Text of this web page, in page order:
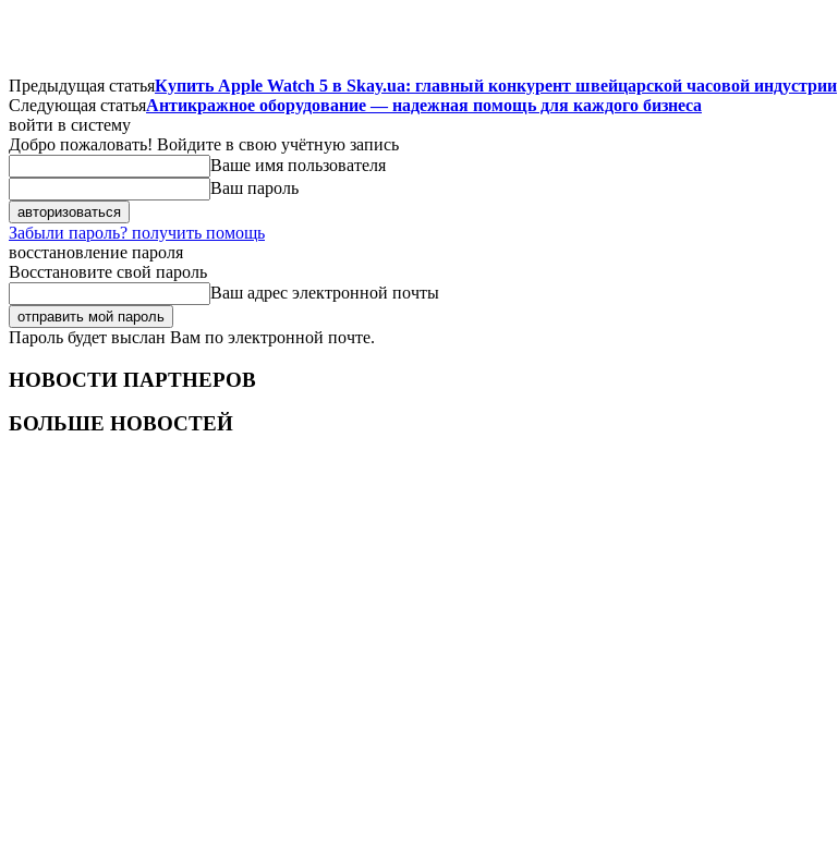
Предыдущая статьяКупить Apple Watch 5 в Skay.ua: главный конкурент швейцарской часовой индустрии
Следующая статьяАнтикражное оборудование — надежная помощь для каждого бизнеса
войти в систему
Добро пожаловать! Войдите в свою учётную запись
Ваше имя пользователя
Ваш пароль
Забыли пароль? получить помощь
восстановление пароля
Восстановите свой пароль
Ваш адрес электронной почты
Пароль будет выслан Вам по электронной почте.
НОВОСТИ ПАРТНЕРОВ
БОЛЬШЕ НОВОСТЕЙ